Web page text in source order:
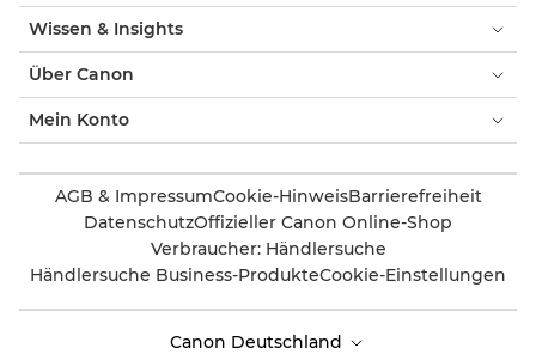
Wissen & Insights
Über Canon
Mein Konto
AGB & ImpressumCookie-HinweisBarrierefreiheit
DatenschutzOffizieller Canon Online-Shop
Verbraucher: Händlersuche
Händlersuche Business-ProdukteCookie-Einstellungen
Canon Deutschland